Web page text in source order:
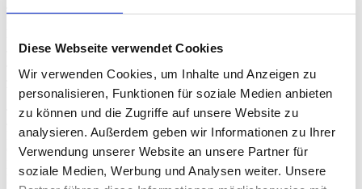
Diese Webseite verwendet Cookies
Wir verwenden Cookies, um Inhalte und Anzeigen zu
personalisieren, Funktionen für soziale Medien anbieten
zu können und die Zugriffe auf unsere Website zu
analysieren. Außerdem geben wir Informationen zu Ihrer
Verwendung unserer Website an unsere Partner für
soziale Medien, Werbung und Analysen weiter. Unsere
Mattie
Justus
Joseph
Wanja Mues
Julian Greis
Eddy
Campbell Caspary
Kjell Brutscheidt